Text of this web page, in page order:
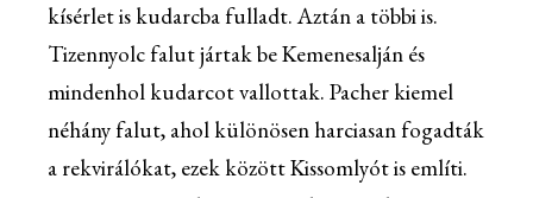
kísérlet is kudarcba fulladt. Aztán a többi is.
Tizennyolc falut jártak be Kemenesalján és
mindenhol kudarcot vallottak. Pacher kiemel
néhány falut, ahol különösen harciasan fogadták
a rekvirálókat, ezek között Kissomlyót is említi.